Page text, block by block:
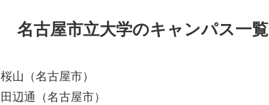
名古屋市立大学のキャンパス一覧
桜山（名古屋市）
田辺通（名古屋市）